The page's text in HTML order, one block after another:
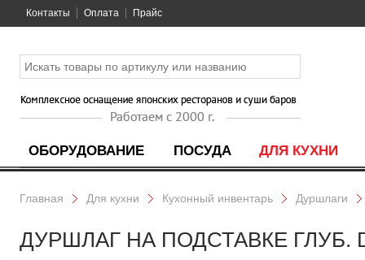
Контакты Оплата Прайс
ОБОРУДОВАНИЕ ПОСУДА ДЛЯ КУХНИ
Главная Для кухни Кухонный инвентарь Дуршлаги
ДУРШЛАГ НА ПОДСТАВКЕ ГЛУБ.